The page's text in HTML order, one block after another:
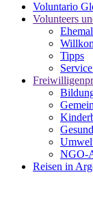
Voluntario
Volunteers
Tipps
NGO-
Reisen in